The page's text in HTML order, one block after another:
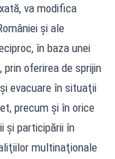
va modifica
şi ale
în baza unei
oferirea de sprijin
evacuare în situaţii
precum şi în orice
şi participării în
multinaţionale